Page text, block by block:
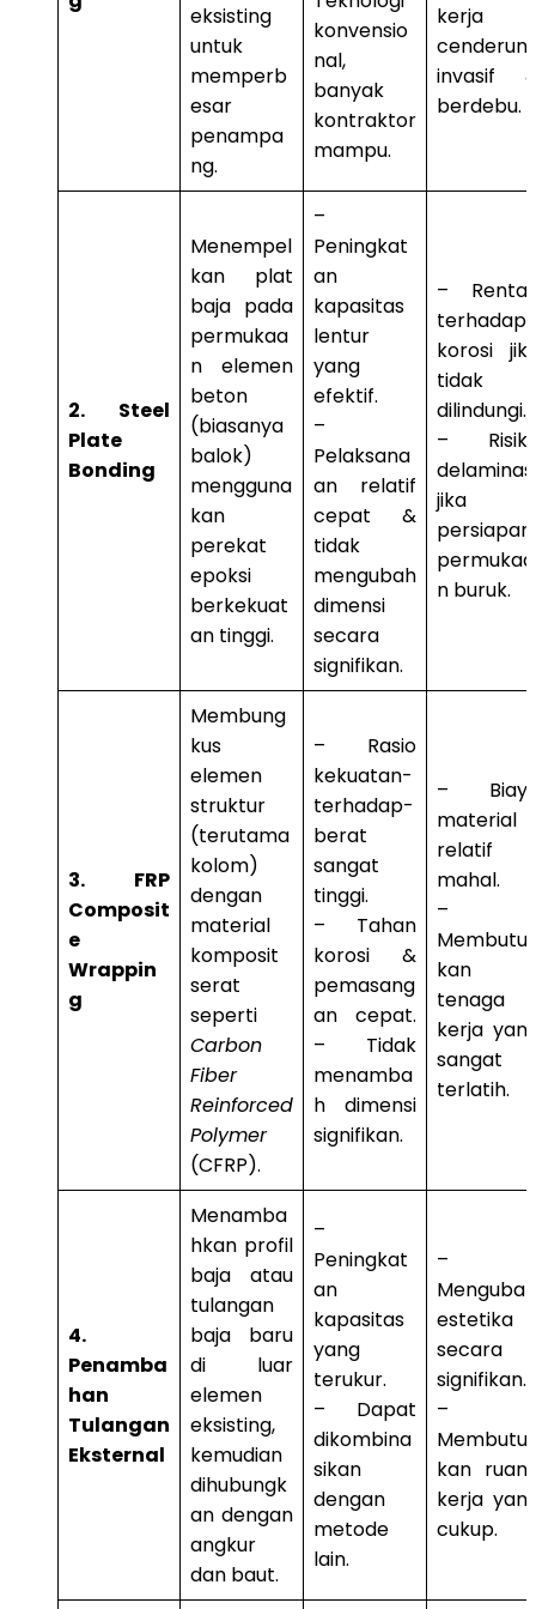
eksisting
untuk
memperb
esar
penampa
ng.
konvensio
nal,
banyak
kontraktor
mampu.
kerja
invasif
berdebu.
2. Steel
Plate
Bonding
Menempel
kan plat
baja pada
permukaa
n elemen
beton
(biasanya
balok)
mengguna
kan
perekat
epoksi
berkekuat
an tinggi.
–
Peningkat
an
kapasitas
lentur
yang
efektif.
–
Pelaksana
an relatif
cepat &
tidak
mengubah
dimensi
secara
signifikan.
–
terhadap
korosi
tidak
dilindungi.
–
delaminasi
jika
persiapan
permukaa
n buruk.
3. FRP
Composit
e
Wrappin
g
Membung
kus
elemen
struktur
(terutama
kolom)
dengan
material
komposit
serat
seperti
Carbon
Fiber
Reinforced
Polymer
(CFRP).
– Rasio
kekuatan-
terhadap-
berat
sangat
tinggi.
– Tahan
korosi &
pemasang
an cepat.
– Tidak
menamba
h dimensi
signifikan.
–
material
relatif
mahal.
–
kan
tenaga
kerja
sangat
terlatih.
4.
Penamba
han
Tulangan
Eksternal
Menamba
hkan profil
baja atau
tulangan
baja baru
di luar
elemen
eksisting,
kemudian
dihubungk
an dengan
angkur
dan baut.
–
Peningkat
an
kapasitas
yang
terukur.
– Dapat
dikombina
sikan
dengan
metode
lain.
–
Mengubah
estetika
secara
signifikan.
–
kan
kerja
cukup.